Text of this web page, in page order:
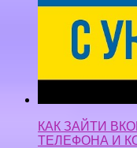
КАК ЗАЙТИ
ТЕЛЕФОНА И